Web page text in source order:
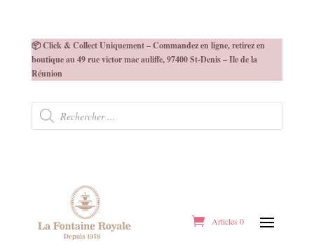
📦 Click & Collect Uniquement – Commandez en ligne, retirez en
boutique au 49 rue victor mac auliffe, 97400 St-Denis – Ile de la
Réunion
Recherche
produits
Articles 0